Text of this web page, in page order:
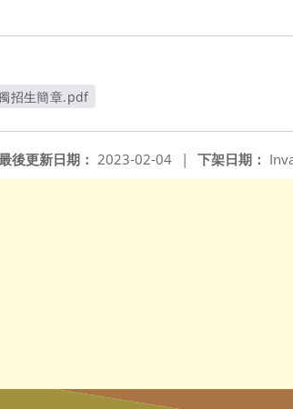
招生簡章.pdf
下架日期：
後更新日期： 2023-02-04 |